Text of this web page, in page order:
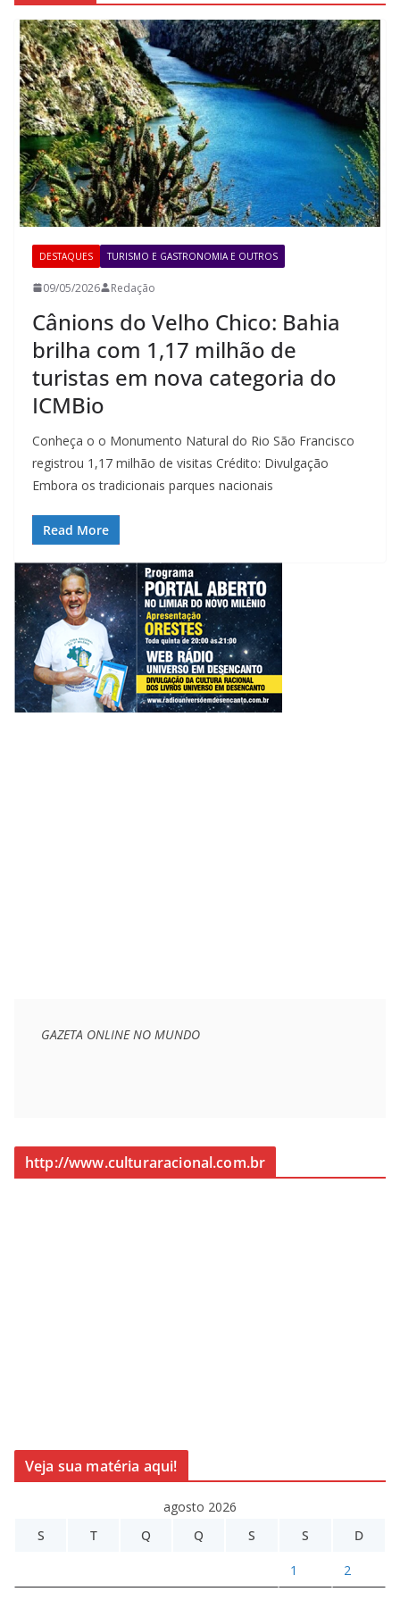
DESTAQUES TURISMO E GASTRONOMIA E OUTROS
09/05/2026 Redação
Cânions do Velho Chico: Bahia
brilha com 1,17 milhão de
turistas em nova categoria do
ICMBio
Conheça o o Monumento Natural do Rio São Francisco
registrou 1,17 milhão de visitas Crédito: Divulgação
Embora os tradicionais parques nacionais
Read More
GAZETA ONLINE NO MUNDO
http://www.culturaracional.com.br
Veja sua matéria aqui!
agosto 2026
S
T Q Q S S D
1 2